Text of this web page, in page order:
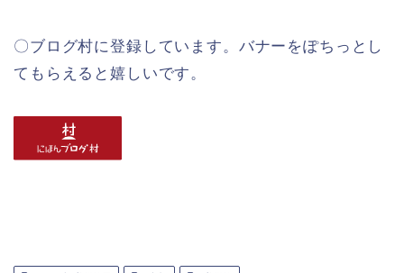
〇ブログ村に登録しています。バナーをぽちっとし
てもらえると嬉しいです。